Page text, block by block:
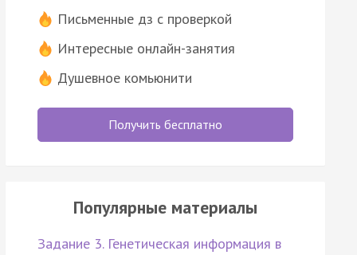
Письменные дз с проверкой
Интересные онлайн-занятия
Душевное комьюнити
Получить бесплатно
Популярные материалы
Задание 3. Генетическая информация в